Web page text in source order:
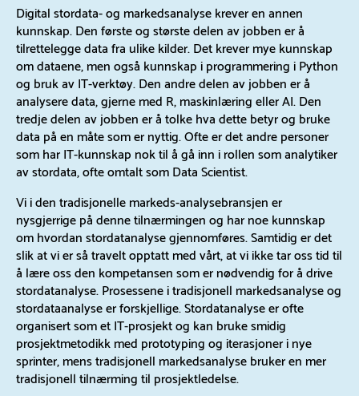
Digital stordata- og markedsanalyse krever en annen
kunnskap. Den første og største delen av jobben er å
tilrettelegge data fra ulike kilder. Det krever mye kunnskap
om dataene, men også kunnskap i programmering i Python
og bruk av IT-verktøy. Den andre delen av jobben er å
analysere data, gjerne med R, maskinlæring eller AI. Den
tredje delen av jobben er å tolke hva dette betyr og bruke
data på en måte som er nyttig. Ofte er det andre personer
som har IT-kunnskap nok til å gå inn i rollen som analytiker
av stordata, ofte omtalt som Data Scientist.
Vi i den tradisjonelle markeds-analysebransjen er
nysgjerrige på denne tilnærmingen og har noe kunnskap
om hvordan stordatanalyse gjennomføres. Samtidig er det
slik at vi er så travelt opptatt med vårt, at vi ikke tar oss tid til
å lære oss den kompetansen som er nødvendig for å drive
stordatanalyse. Prosessene i tradisjonell markedsanalyse og
stordataanalyse er forskjellige. Stordatanalyse er ofte
organisert som et IT-prosjekt og kan bruke smidig
prosjektmetodikk med prototyping og iterasjoner i nye
sprinter, mens tradisjonell markedsanalyse bruker en mer
tradisjonell tilnærming til prosjektledelse.